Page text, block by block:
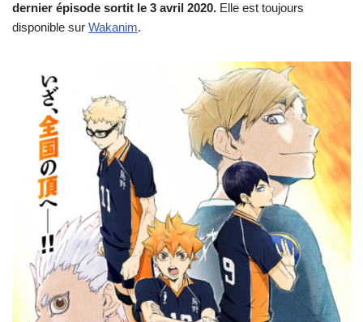
dernier épisode sortit le 3 avril 2020. Elle est toujours
disponible sur Wakanim.